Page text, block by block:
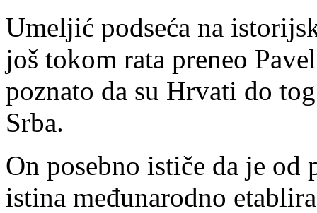
Umeljić podseća na
još tokom rata preneo
poznato da su Hrvati do
Srba.
On posebno ističe da je od
istina međunarodno